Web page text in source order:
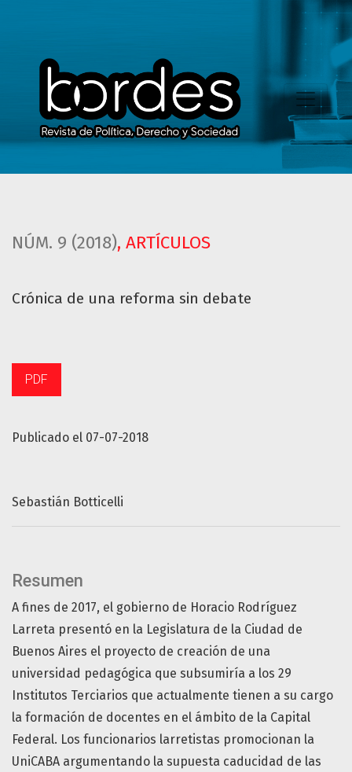
NÚM. 9 (2018), ARTÍCULOS
Crónica de una reforma sin debate
Publicado el 07-07-2018
PDF
Sebastián Botticelli
Resumen
A fines de 2017, el gobierno de Horacio Rodríguez
Larreta presentó en la Legislatura de la Ciudad de
Buenos Aires el proyecto de creación de una
universidad pedagógica que subsumiría a los 29
Institutos Terciarios que actualmente tienen a su cargo
la formación de docentes en el ámbito de la Capital
Federal. Los funcionarios larretistas promocionan la
UniCABA argumentando la supuesta caducidad de las